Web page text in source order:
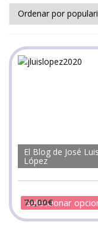
El Blog de José Luis
López
70,00€
Seleccionar